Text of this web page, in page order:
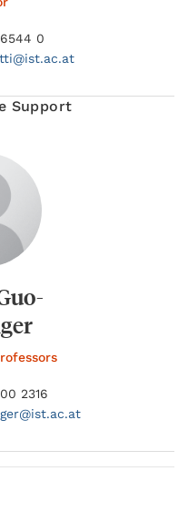
0
ist.ac.at
Support
2316
ist.ac.at